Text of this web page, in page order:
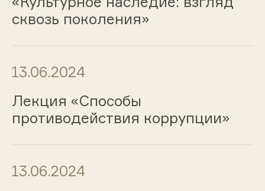
сквозь поколения»
13.06.2024
Лекция «Способы
противодействия коррупции»
13.06.2024